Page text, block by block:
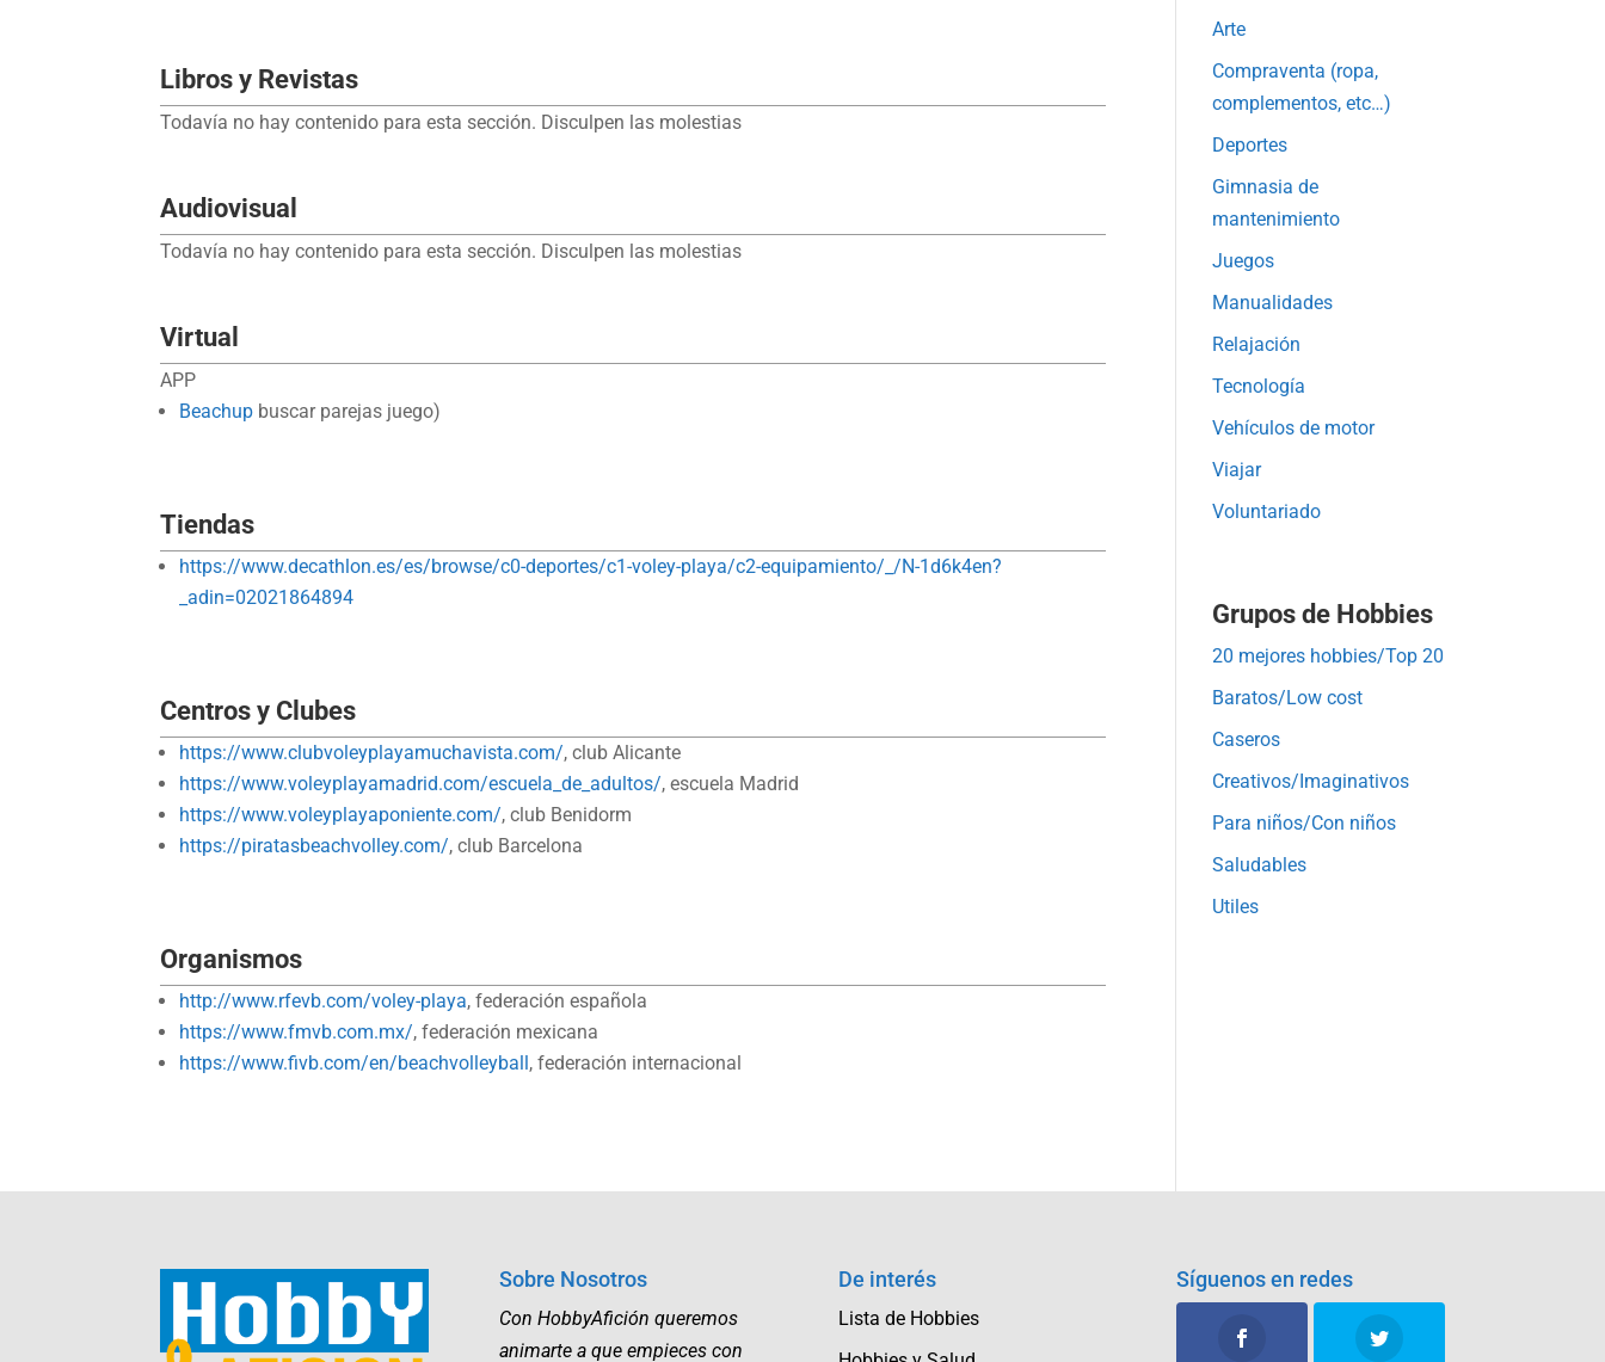
Libros y Revistas
Todavía no hay contenido para esta sección. Disculpen las molestias
Audiovisual
Todavía no hay contenido para esta sección. Disculpen las molestias
Virtual
APP
Beachup buscar parejas juego)
Tiendas
https://www.decathlon.es/es/browse/c0-deportes/c1-voley-playa/c2-equipamiento/_/N-1d6k4en?
_adin=02021864894
Centros y Clubes
https://www.clubvoleyplayamuchavista.com/, club Alicante
https://www.voleyplayamadrid.com/escuela_de_adultos/, escuela Madrid
https://www.voleyplayaponiente.com/, club Benidorm
https://piratasbeachvolley.com/, club Barcelona
Organismos
http://www.rfevb.com/voley-playa, federación española
https://www.fmvb.com.mx/, federación mexicana
https://www.fivb.com/en/beachvolleyball, federación internacional
Arte
Compraventa (ropa,
complementos, etc…)
Deportes
Gimnasia de
mantenimiento
Juegos
Manualidades
Relajación
Tecnología
Vehículos de motor
Viajar
Voluntariado
Grupos de Hobbies
20 mejores hobbies/Top 20
Baratos/Low cost
Caseros
Creativos/Imaginativos
Para niños/Con niños
Saludables
Utiles
Sobre Nosotros
Con HobbyAfición queremos
animarte a que empieces con
De interés
Lista de Hobbies
Síguenos en redes